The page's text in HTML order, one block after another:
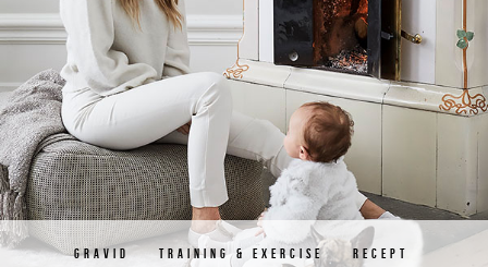
GRAVID TRAINING & EXERCISE RECEPT